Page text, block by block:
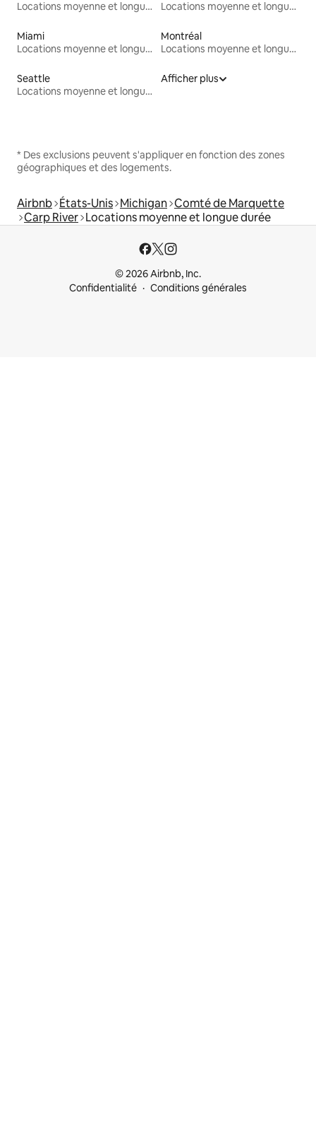
Locations moyenne et longue durée
Locations moyenne et longue durée
Miami
Locations moyenne et longue durée
Montréal
Locations moyenne et longue durée
Seattle
Locations moyenne et longue durée
Afficher plus
* Des exclusions peuvent s'appliquer en fonction des zones
géographiques et des logements.
Airbnb États-Unis Michigan Comté de Marquette
Carp River Locations moyenne et longue durée
© 2026 Airbnb, Inc.
Confidentialité
Conditions générales